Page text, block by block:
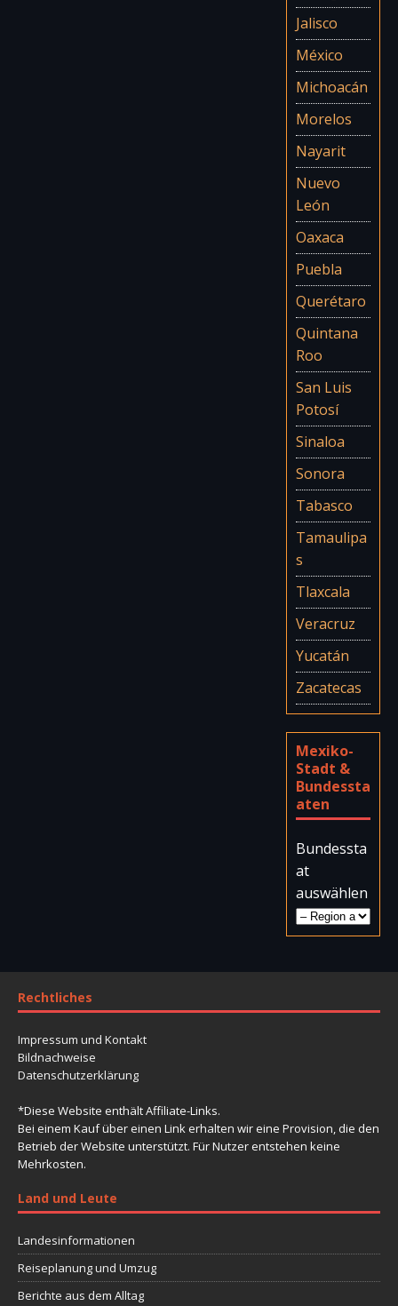
Jalisco
México
Michoacán
Morelos
Nayarit
Nuevo
León
Oaxaca
Puebla
Querétaro
Quintana
Roo
San Luis
Potosí
Sinaloa
Sonora
Tabasco
Tamaulipa
s
Tlaxcala
Veracruz
Yucatán
Zacatecas
Mexiko-
Stadt &
Bundessta
aten
Bundessta
at
auswählen
Rechtliches
Impressum und Kontakt
Bildnachweise
Datenschutzerklärung
*Diese Website enthält Affiliate-Links.
Bei einem Kauf über einen Link erhalten wir eine Provision, die den
Betrieb der Website unterstützt. Für Nutzer entstehen keine
Mehrkosten.
Land und Leute
Landesinformationen
Reiseplanung und Umzug
Berichte aus dem Alltag